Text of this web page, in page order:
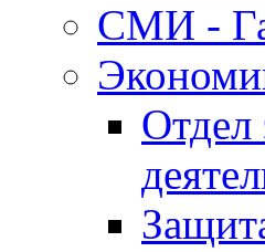
СМИ -
Отдел